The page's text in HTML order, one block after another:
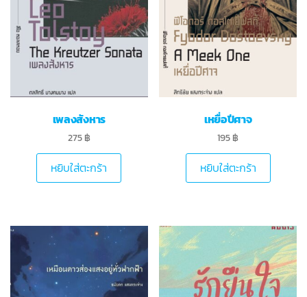
เพลงสังหาร
275 ฿
หยิบใส่ตะกร้า
เหยื่อปีศาจ
195 ฿
หยิบใส่ตะกร้า